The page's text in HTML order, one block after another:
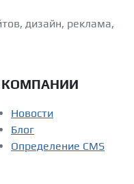
дизайн, реклама,
КОМПАНИИ
Новости
Блог
Определение CMS